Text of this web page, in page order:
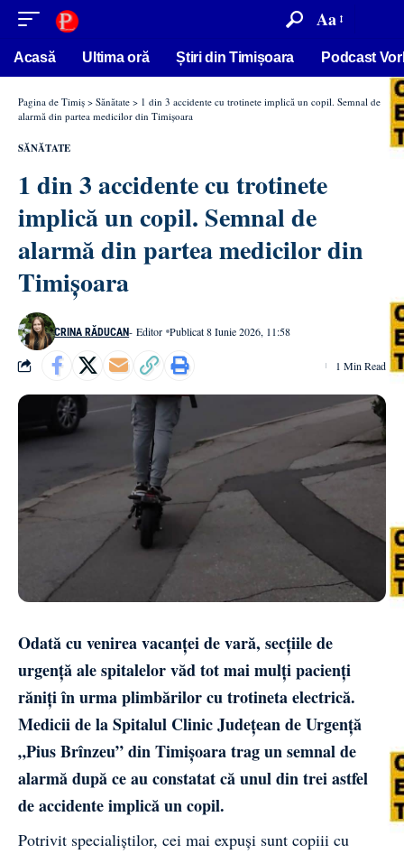
conținut Aa
Acasă Ultima oră Știri din Timișoara Podcast
Pagina de Timiș > Sănătate > 1 din 3 accidente cu trotinete implică un copil. Semnal de
alarmă din partea medicilor din Timișoara
SĂNĂTATE
1 din 3 accidente cu trotinete
implică un copil. Semnal de
alarmă din partea medicilor din
Timișoara
CRINA RĂDUCAN- Editor Publicat 8 Iunie 2026, 11:58
1 Min Read
Odată cu venirea vacanței de vară, secțiile de
urgență ale spitalelor văd tot mai mulți pacienți
răniți în urma plimbărilor cu trotineta electrică.
Medicii de la Spitalul Clinic Județean de Urgență
„Pius Brînzeu” din Timișoara trag un semnal de
alarmă după ce au constatat că unul din trei astfel
de accidente implică un copil.
Potrivit specialiștilor, cei mai expuși sunt copiii cu